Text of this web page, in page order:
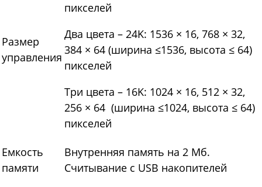
Размер
управления
пикселей
Два цвета – 24K: 1536 × 16, 768 × 32,
384 × 64 (ширина ≤1536, высота ≤ 64)
пикселей
Три цвета – 16K: 1024 × 16, 512 × 32,
256 × 64 (ширина ≤1024, высота ≤ 64)
пикселей
Емкость
памяти
Внутренняя память на 2 Мб.
Считывание с USB накопителей